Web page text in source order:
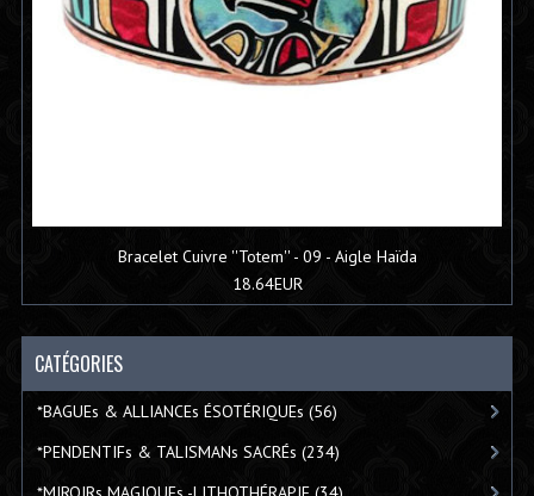
Bracelet Cuivre ''Totem'' - 09 - Aigle Haïda
18.64EUR
CATÉGORIES
*BAGUEs & ALLIANCEs ÉSOTÉRIQUEs (56)
*PENDENTIFs & TALISMANs SACRÉs (234)